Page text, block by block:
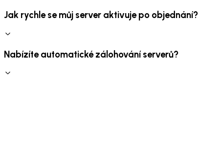
Jak rychle se můj server aktivuje po objednání?
Nabízíte automatické zálohování serverů?